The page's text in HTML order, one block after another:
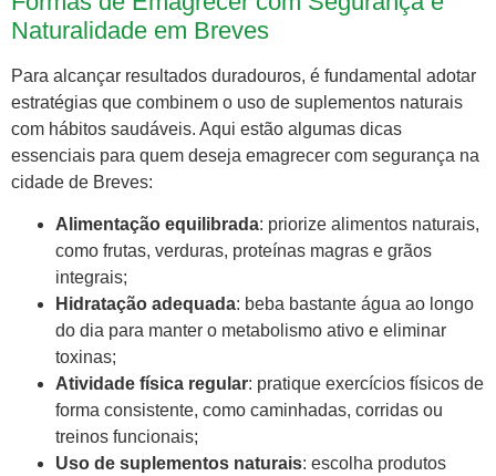
Naturalidade em Breves
Para alcançar resultados duradouros, é fundamental adotar
estratégias que combinem o uso de suplementos naturais
com hábitos saudáveis. Aqui estão algumas dicas
essenciais para quem deseja emagrecer com segurança na
cidade de Breves:
Alimentação equilibrada: priorize alimentos naturais,
como frutas, verduras, proteínas magras e grãos
integrais;
Hidratação adequada: beba bastante água ao longo
do dia para manter o metabolismo ativo e eliminar
toxinas;
Atividade física regular: pratique exercícios físicos de
forma consistente, como caminhadas, corridas ou
treinos funcionais;
Uso de suplementos naturais: escolha produtos